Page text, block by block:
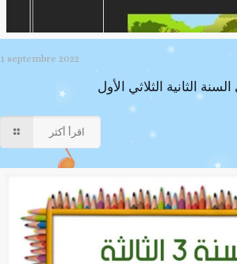
1 septembre 2022
الثانية الثلاثي الأول
اقرأ أكثر